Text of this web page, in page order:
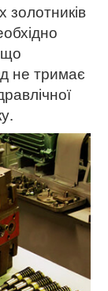
що
не тримає